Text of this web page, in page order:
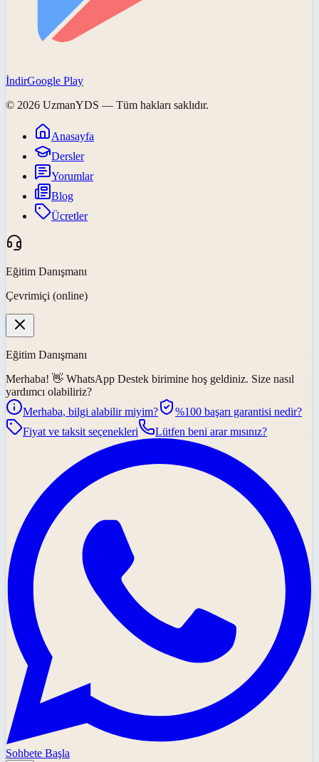
İndirGoogle Play
© 2026 UzmanYDS — Tüm hakları saklıdır.
Anasayfa
Dersler
Yorumlar
Blog
Ücretler
Eğitim Danışmanı
Çevrimiçi (online)
Eğitim Danışmanı
Merhaba! 👋 WhatsApp Destek birimine hoş geldiniz. Size nasıl
yardımcı olabiliriz?
Merhaba, bilgi alabilir miyim?
%100 başarı garantisi nedir?
Fiyat ve taksit seçenekleri
Lütfen beni arar mısınız?
Sohbete Başla